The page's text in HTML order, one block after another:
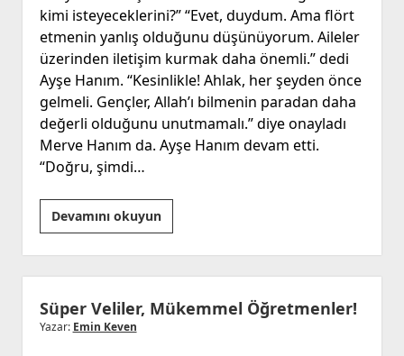
kimi isteyeceklerini?” “Evet, duydum. Ama flört
etmenin yanlış olduğunu düşünüyorum. Aileler
üzerinden iletişim kurmak daha önemli.” dedi
Ayşe Hanım. “Kesinlikle! Ahlak, her şeyden önce
gelmeli. Gençler, Allah’ı bilmenin paradan daha
değerli olduğunu unutmamalı.” diye onayladı
Merve Hanım da. Ayşe Hanım devam etti.
“Doğru, şimdi…
Devamını okuyun“Köklerin
Sırrı”
Aile
Hikayesi
Süper Veliler, Mükemmel Öğretmenler!
Yazar: Emin Keven